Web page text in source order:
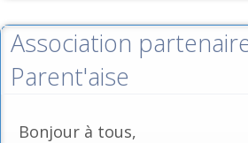
Association
Parent'aise
Bonjour à tous,